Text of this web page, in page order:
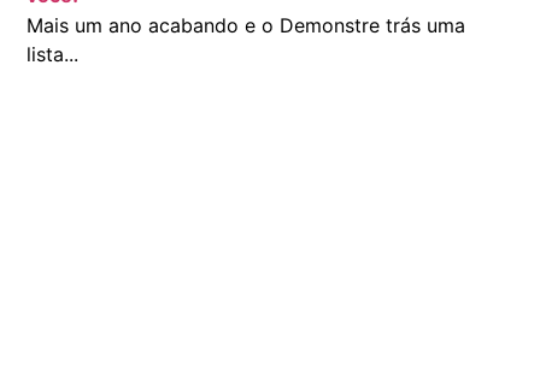
Mais um ano acabando e o Demonstre trás uma
lista...